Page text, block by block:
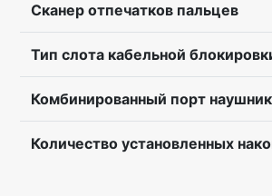
Сканер отпечатков пальцев
Тип слота кабельной
Комбинированный порт
Количество установленных